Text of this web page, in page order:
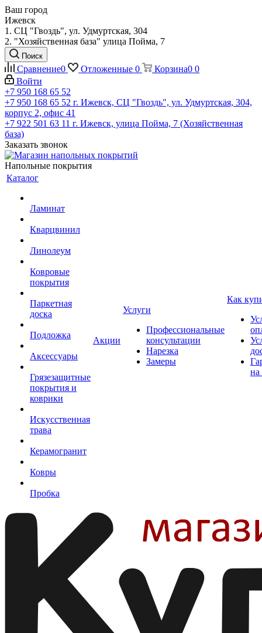
Ваш город
Ижевск
1. СЦ "Гвоздь", ул. Удмуртская, 304
2. "Хозяйственная база" улица Пойма, 7
Поиск
Сравнение0 Отложенные 0 Корзина0 0
Войти
+7 950 168 65 52
+7 950 168 65 52 г. Ижевск, СЦ "Гвоздь", ул. Удмуртская, 304,
корпус 2, офис 41
+7 922 501 63 11 г. Ижевск, улица Пойма, 7 (Хозяйственная
база)
Заказать звонок
Напольные покрытия
Каталог
Ламинат
Кварцвинил
Линолеум
Ковровые
покрытия
Паркетная
доска
Подложка
Аксессуары
Грязезащитные
покрытия и
коврики
Искусственная
трава
Керамогранит
Ковры
Пробка
Акции
Услуги
Профессиональные
консультации
Нарезка
Замеры
Как
на